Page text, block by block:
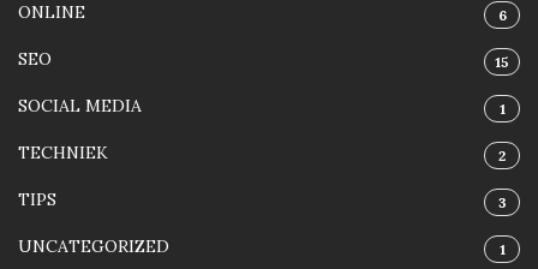
ONLINE 6
SEO 15
SOCIAL MEDIA 1
TECHNIEK 2
TIPS 3
UNCATEGORIZED 1